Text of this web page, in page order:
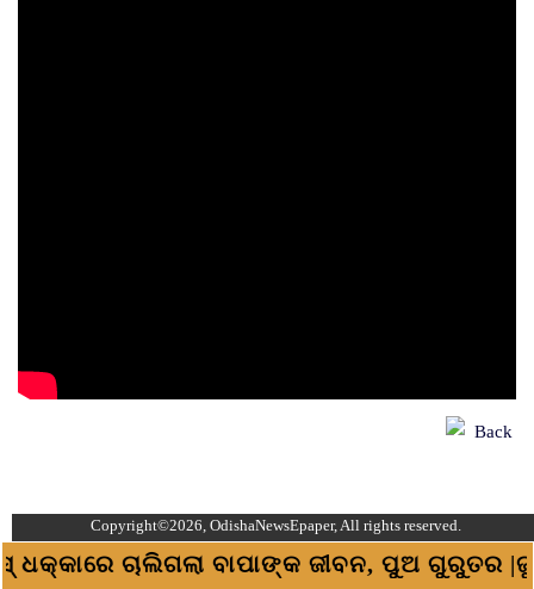
Back
ଚାଲିଗଲା ବାପାଙ୍କ ଜୀବନ, ପୁଅ
Copyright©2026, OdishaNewsEpaper, All rights reserved.